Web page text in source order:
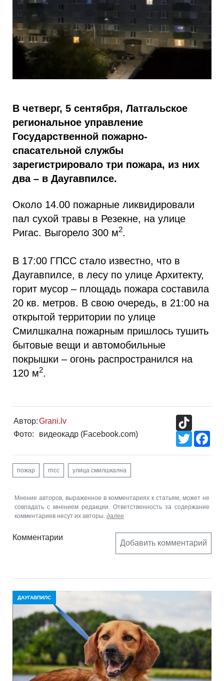
В четверг, 5 сентября, Латгальское
региональное управление
Государственной пожарно-
спасательной службы
зарегистрировало три пожара, из них
два – в Даугавпилсе.
Около 14.00 пожарные ликвидировали
пал сухой травы в Резекне, на улице
Ригас. Выгорело 300 м2.
В 17:00 ГПСС стало известно, что в
Даугавпилсе, в лесу по улице Архитекту,
горит мусор – площадь пожара составила
20 кв. метров. В свою очередь, в 21:00 на
открытой территории по улице
Смилшкална пожарным пришлось тушить
бытовые вещи и автомобильные
покрышки – огонь распространился на
120 м2.
Автор:Grani.lv
Фото:
видеокадр (Facebook.com)
Twitter
пожар гпсс улица смилшкална
Мнение авторов, выраженное в комментариях к статьям, может не
совпадать с мнением редакции. Ответственность за содержание
комментариев несут их авторы. далее
Комментарии
Добавить комментарий
ДАУГАВПИЛС